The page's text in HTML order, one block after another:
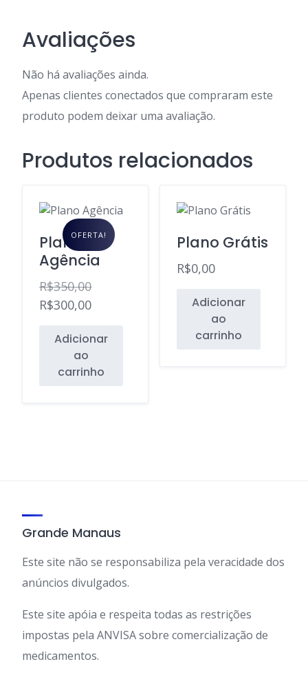
Avaliações
Não há avaliações ainda.
Apenas clientes conectados que compraram este
produto podem deixar uma avaliação.
Produtos relacionados
OFERTA!
Plano
Agência
R$350,00
O
original
R$350,00.
R$300,00
preço
Adicionar
ao
carrinho
Plano Grátis
R$0,00
Adicionar
ao
carrinho
Grande Manaus
Este site não se responsabiliza pela veracidade dos
anúncios divulgados.
Este site apóia e respeita todas as restrições
impostas pela ANVISA sobre comercialização de
medicamentos.